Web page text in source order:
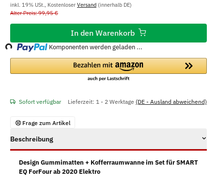
inkl. 19% USt., Kostenloser Versand (innerhalb DE)
Alter Preis: 99,95 €
In den Warenkorb
Komponenten werden geladen ...
Sofort verfügbar Lieferzeit: 1 - 2 Werktage (DE - Ausland abweichend)
Frage zum Artikel
Beschreibung
Design Gummimatten + Kofferraumwanne im Set für SMART
EQ ForFour ab 2020 Elektro